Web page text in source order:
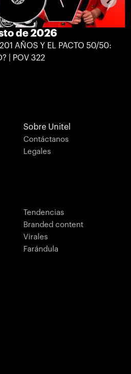
de 2026
AÑOS Y EL PACTO 50/50:
| POV 322
Sobre Unitel
Contáctanos
Legales
Tendencias
Branded content
Virales
Farándula